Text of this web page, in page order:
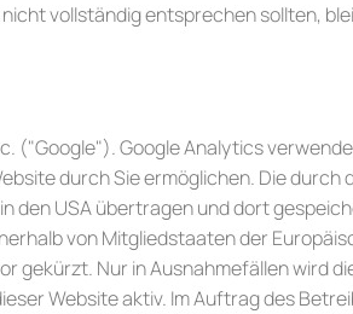
vollständig entsprechen sollten,
("Google"). Google Analytics
durch Sie ermöglichen. Die
den USA übertragen und dort
von Mitgliedstaaten der
Nur in Ausnahmefällen wird
Website aktiv. Im Auftrag des